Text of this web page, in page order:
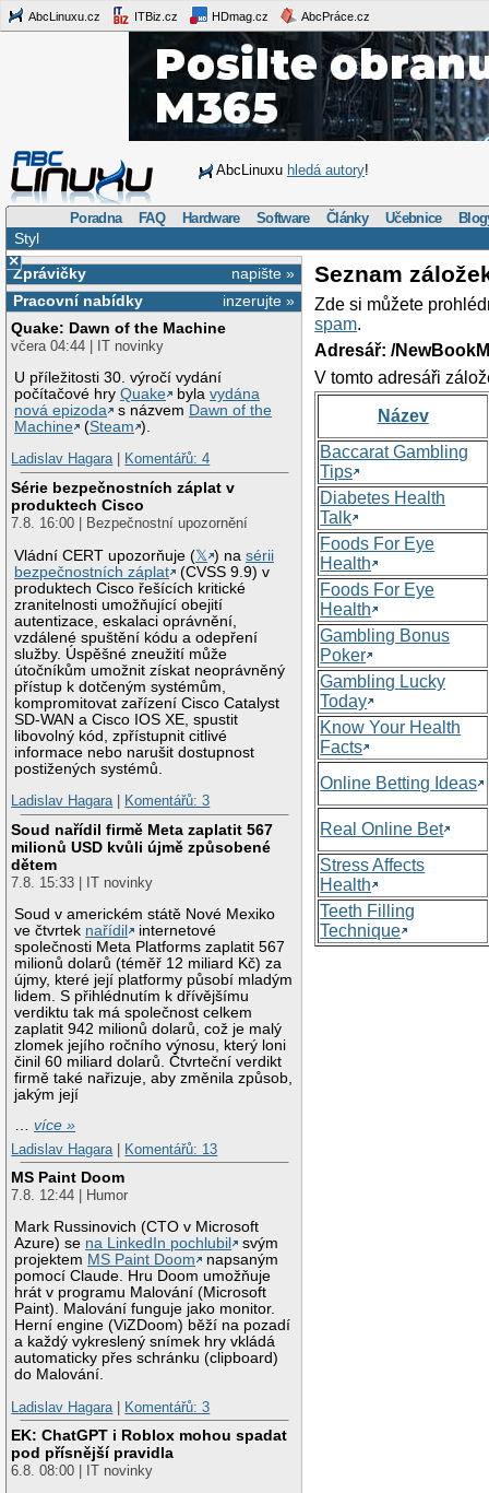
AbcLinuxu.cz ITBiz.cz HDmag.cz AbcPráce.cz
AbcLinuxu hledá autory!
Poradna FAQ Hardware Software Články Učebnice
Styl
×
napište »
Zprávičky
inzerujte »
Pracovní nabídky
Quake: Dawn of the Machine
včera 04:44 | IT novinky
U příležitosti 30. výročí vydání
počítačové hryQuake bylavydána
nová epizoda
s názvem Dawn of the
Machine
(Steam ).
Ladislav Hagara| Komentářů: 4
Série bezpečnostních záplat v
produktech Cisco
7.8. 16:00 | Bezpečnostní upozornění
Vládní CERT upozorňuje (𝕏 ) nasérii
bezpečnostních záplat
(CVSS 9.9) v
produktech Cisco řešících kritické
zranitelnosti umožňující obejití
autentizace, eskalaci oprávnění,
vzdálené spuštění kódu a odepření
služby. Úspěšné zneužití může
útočníkům umožnit získat neoprávněný
přístup k dotčeným systémům,
kompromitovat zařízení Cisco Catalyst
SD-WAN a Cisco IOS XE, spustit
libovolný kód, zpřístupnit citlivé
informace nebo narušit dostupnost
postižených systémů.
Ladislav Hagara| Komentářů: 3
Soud nařídil firmě Meta zaplatit 567
milionů USD kvůli újmě způsobené
dětem
7.8. 15:33 | IT novinky
Soud v americkém státě Nové Mexiko
ve čtvrtek nařídil
internetové
společnosti Meta Platforms zaplatit 567
milionů dolarů (téměř 12 miliard Kč) za
újmy, které její platformy působí mladým
lidem. S přihlédnutím k dřívějšímu
verdiktu tak má společnost celkem
zaplatit 942 milionů dolarů, což je malý
zlomek jejího ročního výnosu, který loni
činil 60 miliard dolarů. Čtvrteční verdikt
firmě také nařizuje, aby změnila způsob,
jakým její
…více »
Ladislav Hagara
Komentářů: 13
MS Paint Doom
7.8. 12:44 | Humor
Mark Russinovich (CTO v Microsoft
Azure) se na LinkedIn pochlubil
svým
projektem MS Paint Doom
napsaným
pomocí Claude. Hru Doom umožňuje
hrát v programu Malování (Microsoft
Paint). Malování funguje jako monitor.
Herní engine (ViZDoom) běží na pozadí
a každý vykreslený snímek hry vkládá
automaticky přes schránku (clipboard)
do Malování.
Ladislav Hagara
Komentářů: 3
EK: ChatGPT i Roblox mohou spadat
pod přísnější pravidla
6.8. 08:00 | IT novinky
Seznam
Zde si můžete
spam.
Adresář: /
V tomto adresáři
Název
Baccarat Gambling
Tips
Diabetes Health
Talk
Foods For Eye
Health
Foods For Eye
Health
Gambling Bonus
Poker
Gambling Lucky
Today
Know Your Health
Facts
Online Betting Ideas
Real Online Bet
Stress Affects
Health
Teeth Filling
Technique